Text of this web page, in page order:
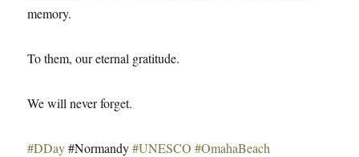
memory.
To them, our eternal gratitude.
We will never forget.
#DDay#Normandy#UNESCO #OmahaBeach